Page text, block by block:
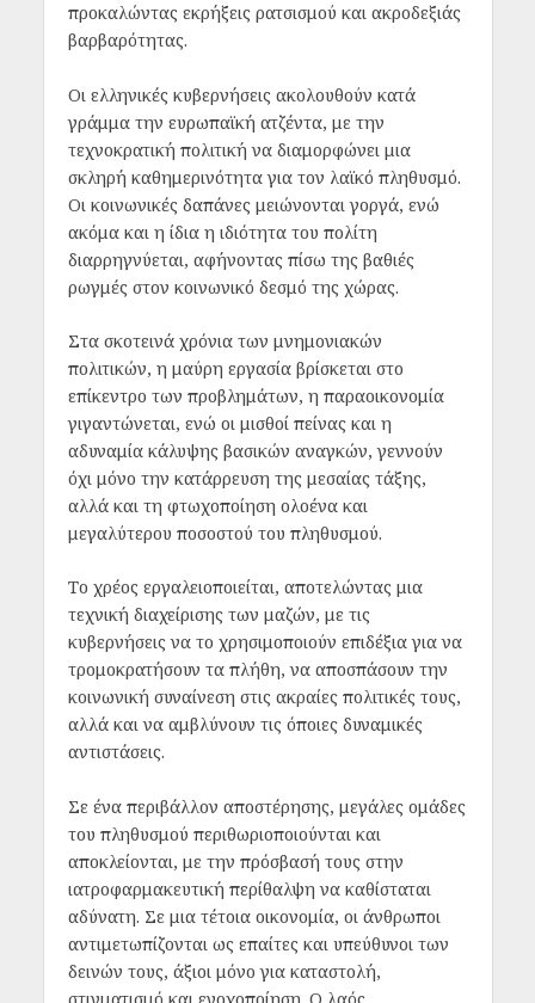
προκαλώντας εκρήξεις ρατσισμού και ακροδεξιάς
βαρβαρότητας.
Οι ελληνικές κυβερνήσεις ακολουθούν κατά
γράμμα την ευρωπαϊκή ατζέντα, με την
τεχνοκρατική πολιτική να διαμορφώνει μια
σκληρή καθημερινότητα για τον λαϊκό πληθυσμό.
Οι κοινωνικές δαπάνες μειώνονται γοργά, ενώ
ακόμα και η ίδια η ιδιότητα του πολίτη
διαρρηγνύεται, αφήνοντας πίσω της βαθιές
ρωγμές στον κοινωνικό δεσμό της χώρας.
Στα σκοτεινά χρόνια των μνημονιακών
πολιτικών, η μαύρη εργασία βρίσκεται στο
επίκεντρο των προβλημάτων, η παραοικονομία
γιγαντώνεται, ενώ οι μισθοί πείνας και η
αδυναμία κάλυψης βασικών αναγκών, γεννούν
όχι μόνο την κατάρρευση της μεσαίας τάξης,
αλλά και τη φτωχοποίηση ολοένα και
μεγαλύτερου ποσοστού του πληθυσμού.
Το χρέος εργαλειοποιείται, αποτελώντας μια
τεχνική διαχείρισης των μαζών, με τις
κυβερνήσεις να το χρησιμοποιούν επιδέξια για να
τρομοκρατήσουν τα πλήθη, να αποσπάσουν την
κοινωνική συναίνεση στις ακραίες πολιτικές τους,
αλλά και να αμβλύνουν τις όποιες δυναμικές
αντιστάσεις.
Σε ένα περιβάλλον αποστέρησης, μεγάλες ομάδες
του πληθυσμού περιθωριοποιούνται και
αποκλείονται, με την πρόσβασή τους στην
ιατροφαρμακευτική περίθαλψη να καθίσταται
αδύνατη. Σε μια τέτοια οικονομία, οι άνθρωποι
αντιμετωπίζονται ως επαίτες και υπεύθυνοι των
δεινών τους, άξιοι μόνο για καταστολή,